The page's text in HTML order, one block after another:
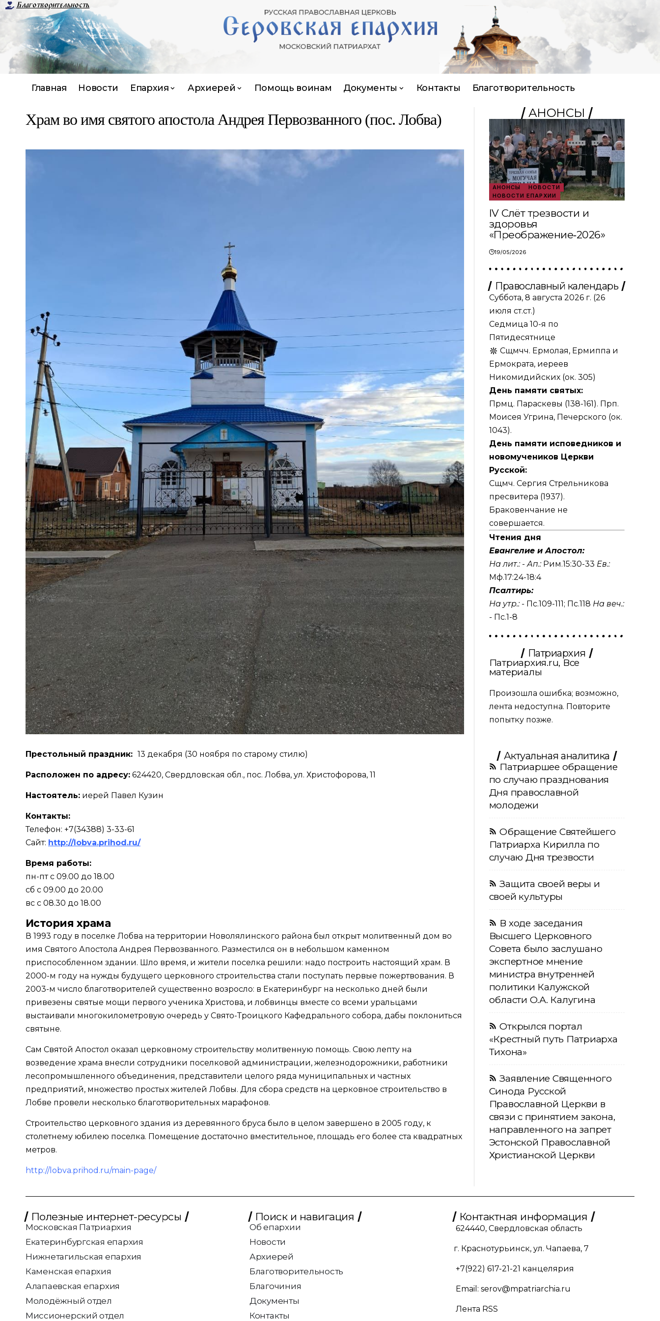
Благотворительность
Главная Новости Епархия Архиерей Помощь воинам Документы Контакты Благотворительность
Храм во имя святого апостола Андрея Первозванного (пос. Лобва)
Престольный праздник: 13 декабря (30 ноября по старому стилю)
Расположен по адресу: 624420, Свердловская обл., пос. Лобва, ул. Христофорова, 11
Настоятель: иерей Павел Кузин
Контакты:
Телефон: +7(34388) 3-33-61
Сайт: http://lobva.prihod.ru/
Время работы:
пн-пт с 09.00 до 18.00
сб с 09.00 до 20.00
вс с 08.30 до 18.00
История храма
В 1993 году в поселке Лобва на территории Новолялинского района был открыт молитвенный дом во
имя Святого Апостола Андрея Первозванного. Разместился он в небольшом каменном
приспособленном здании. Шло время, и жители поселка решили: надо построить настоящий храм. В
2000-м году на нужды будущего церковного строительства стали поступать первые пожертвования. В
2003-м число благотворителей существенно возросло: в Екатеринбург на несколько дней были
привезены святые мощи первого ученика Христова, и лобвинцы вместе со всеми уральцами
выстаивали многокилометровую очередь у Свято-Троицкого Кафедрального собора, дабы поклониться
святыне.
Сам Святой Апостол оказал церковному строительству молитвенную помощь. Свою лепту на
возведение храма внесли сотрудники поселковой администрации, железнодорожники, работники
лесопромышленного объединения, представители целого ряда муниципальных и частных
предприятий, множество простых жителей Лобвы. Для сбора средств на церковное строительство в
Лобве провели несколько благотворительных марафонов.
Строительство церковного здания из деревянного бруса было в целом завершено в 2005 году, к
столетнему юбилею поселка. Помещение достаточно вместительное, площадь его более ста квадратных
метров.
http://lobva.prihod.ru/main-page/
АНОНСЫ
АНОНСЫ
НОВОСТИ
НОВОСТИ ЕПАРХИИ
IV Слёт трезвости и
здоровья
«Преображение‑2026»
19/05/2026
Православный календарь
Суббота, 8 августа 2026 г. (26
июля ст.ст.)
Седмица 10-я по
Пятидесятнице
Сщмчч. Ермолая, Ермиппа и
Ермократа, иереев
Никомидийских (ок. 305)
День памяти святых:
Прмц. Параскевы (138-161). Прп.
Моисея Угрина, Печерского (ок.
1043).
День памяти исповедников и
новомучеников Церкви
Русской:
Сщмч. Сергия Стрельникова
пресвитера (1937).
Браковенчание не
совершается.
Чтения дня
Евангелие и Апостол:
На лит.: - Ап.: Рим.15:30-33 Ев.:
Мф.17:24-18:4
Псалтирь:
На утр.: - Пс.109-111; Пс.118 На веч.:
- Пс.1-8
Патриархия
Патриархия.ru, Все
материалы
Произошла ошибка; возможно,
лента недоступна. Повторите
попытку позже.
Актуальная аналитика
Патриаршее обращение
по случаю празднования
Дня православной
молодежи
Обращение Святейшего
Патриарха Кирилла по
случаю Дня трезвости
Защита своей веры и
своей культуры
В ходе заседания
Высшего Церковного
Совета было заслушано
экспертное мнение
министра внутренней
политики Калужской
области О.А. Калугина
Открылся портал
«Крестный путь Патриарха
Тихона»
Заявление Священного
Синода Русской
Православной Церкви в
связи с принятием закона,
направленного на запрет
Эстонской Православной
Христианской Церкви
Полезные интернет-ресурсы
Московская Патриархия
Екатеринбургская епархия
Нижнетагильская епархия
Каменская епархия
Алапаевская епархия
Молодёжный отдел
Миссионерский отдел
Поиск и навигация
Об епархии
Новости
Архиерей
Благотворительность
Благочиния
Документы
Контакты
Контактная информация
624440, Свердловская область
г. Краснотурьинск, ул. Чапаева, 7
+7(922) 617-21-21 канцелярия
Email: serov@mpatriarchia.ru
Лента RSS